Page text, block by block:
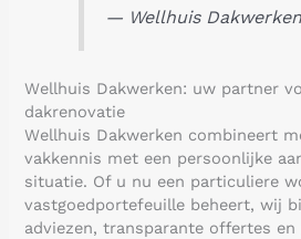
— Wellhuis Dakwerken
Wellhuis Dakwerken: uw partner
dakrenovatie
Wellhuis Dakwerken combineert
vakkennis met een persoonlijke
situatie. Of u nu een particuliere
vastgoedportefeuille beheert, wij
adviezen, transparante offertes